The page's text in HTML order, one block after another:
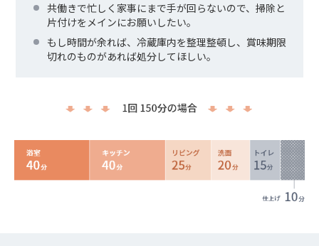
共働きで忙しく家事にまで手が回らないので、掃除と
片付けをメインにお願いしたい。
もし時間が余れば、冷蔵庫内を整理整頓し、賞味期限
切れのものがあれば処分してほしい。